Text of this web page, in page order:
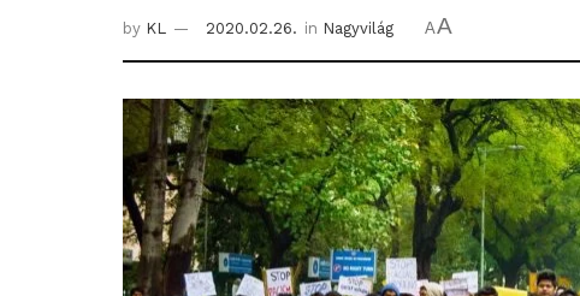
by KL 2020.02.26. in Nagyvilág AA